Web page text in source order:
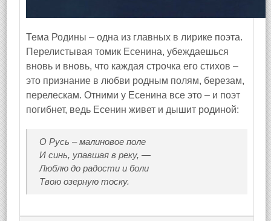
Тема Родины – одна из главных в лирике поэта.
Перелистывая томик Есенина, убеждаешься
вновь и вновь, что каждая строчка его стихов –
это признание в любви родным полям, березам,
перелескам. Отними у Есенина все это – и поэт
погибнет, ведь Есенин живет и дышит родиной:
О Русь – малиновое поле
И синь, упавшая в реку, —
Люблю до радости и боли
Твою озерную тоску.